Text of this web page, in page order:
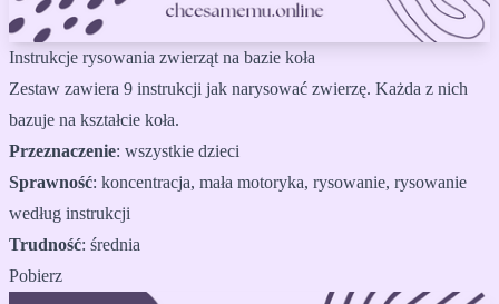
Instrukcje rysowania zwierząt na bazie koła
Zestaw zawiera 9 instrukcji jak narysować zwierzę. Każda z nich
bazuje na kształcie koła.
Przeznaczenie: wszystkie dzieci
Sprawność: koncentracja, mała motoryka, rysowanie, rysowanie
według instrukcji
Trudność: średnia
Pobierz